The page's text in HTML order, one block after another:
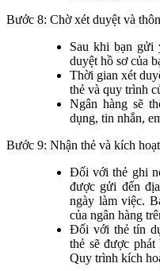
Bước 8: Chờ xét duyệt và
Sau khi bạn gửi
duyệt hồ sơ của
Thời gian xét
thẻ và quy trình
Ngân hàng sẽ
dụng, tin nhắn,
Bước 9: Nhận thẻ và kích hoạt
Đối với thẻ ghi
được gửi đến
ngày làm việc.
của ngân hàng
Đối với thẻ tín
thẻ sẽ được
Quy trình kích